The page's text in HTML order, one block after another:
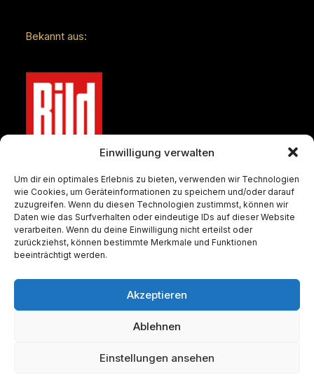
Einwilligung verwalten
Um dir ein optimales Erlebnis zu bieten, verwenden wir Technologien
wie Cookies, um Geräteinformationen zu speichern und/oder darauf
zuzugreifen. Wenn du diesen Technologien zustimmst, können wir
Daten wie das Surfverhalten oder eindeutige IDs auf dieser Website
verarbeiten. Wenn du deine Einwilligung nicht erteilst oder
zurückziehst, können bestimmte Merkmale und Funktionen
beeinträchtigt werden.
Akzeptieren
Ablehnen
Einstellungen ansehen
Zum Barren-Shop Zum Münzen-Shop
Bekannt aus: